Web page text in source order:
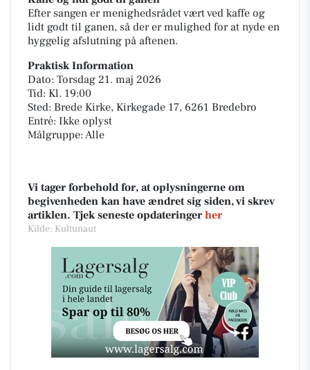
Efter sangen er menighedsrådet vært ved kaffe og
lidt godt til ganen, så der er mulighed for at nyde en
hyggelig afslutning på aftenen.
Praktisk Information
Dato: Torsdag 21. maj 2026
Tid: Kl. 19:00
Sted: Brede Kirke, Kirkegade 17, 6261 Bredebro
Entré: Ikke oplyst
Målgruppe: Alle
Vi tager forbehold for, at oplysningerne om
begivenheden kan have ændret sig siden, vi skrev
artiklen. Tjek seneste opdateringer her
Kilde: Kultunaut